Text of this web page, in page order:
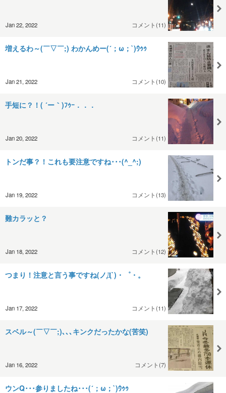
Jan 22, 2022 コメント(11)
増えるわ～(￣▽￣;) わかんめー(´；ω；`)ｳｩｩ
Jan 21, 2022 コメント(10)
手短に？！( ´ー｀)ﾌｩｰ．．．
Jan 20, 2022 コメント(11)
トンだ事？！これも要注意ですね･･･(^_^;)
Jan 19, 2022 コメント(13)
難カラッと？
Jan 18, 2022 コメント(12)
つまり！注意と言う事ですね(ノД`)・゜・。
Jan 17, 2022 コメント(11)
スベル～(￣▽￣;)､､､キンクだったかな(苦笑)
Jan 16, 2022 コメント(7)
ウンQ･･･参りましたね･･･(´；ω；`)ｳｩｩ